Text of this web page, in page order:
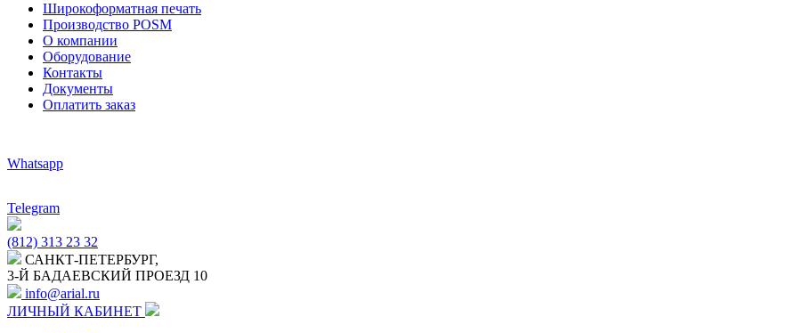
Широкоформатная печать
Производство POSM
О компании
Оборудование
Контакты
Документы
Оплатить заказ
Whatsapp
Telegram
(812) 313 23 32
САНКТ-ПЕТЕРБУРГ,
3-Й БАДАЕВСКИЙ ПРОЕЗД 10
info@arial.ru
ЛИЧНЫЙ КАБИНЕТ